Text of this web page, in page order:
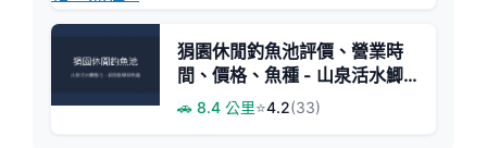
狷園休閒釣魚池評價、營業時
間、價格、魚種 - 山泉活水鯽
魚綜合池
🚗 8.4 公里⭐4.2(33)